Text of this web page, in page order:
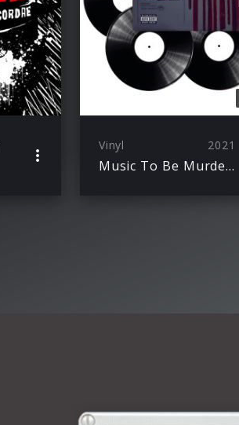
Vinyl 2021
Music To Be Murdered By – Side B (Deluxe Edition)